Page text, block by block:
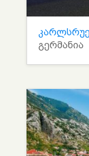
გერმანია